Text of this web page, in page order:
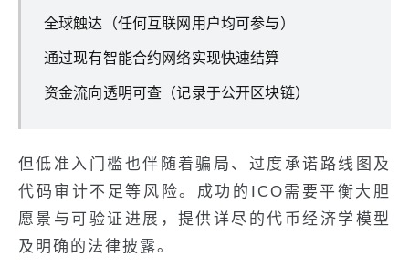
全球触达（任何互联网用户均可参与）
通过现有智能合约网络实现快速结算
资金流向透明可查（记录于公开区块链）
但低准入门槛也伴随着骗局、过度承诺路线图及
代码审计不足等风险。成功的ICO需要平衡大胆
愿景与可验证进展，提供详尽的代币经济学模型
及明确的法律披露。